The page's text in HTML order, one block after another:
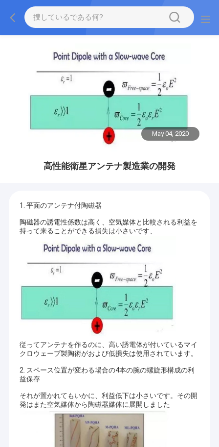
May 04, 2020
高性能衛星アンテナ製造業の開発
1. 平面のアンテナ付陶磁器
陶磁器の誘電性係数は高く、空気媒体と比較される利益を
持って来ることができる損失は小さいです、
従ってアンテナを作るのに、高い誘電体が付いているマイ
クロウェーブ製陶術がおよび低損失は使用されています。
2. スペース位置が変わる場合の4本の腕の螺旋形構成の利
益保存
それが置かれてもいかに、利益低下は小さいです。その開
発はまた空気媒体から陶磁器媒体に展開しました